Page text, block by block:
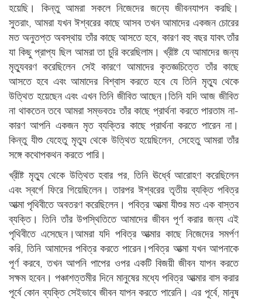
হয়েছি। কিন্তু আমরা সকলে নিজেদের জন্যে জীবনযাপন করছি।
সুতরাং, আমরা যখন ঈশ্বরের কাছে আসব তখন আমাদের একজন চোরের
মত অনুতপ্ত অবস্থায় তাঁর কাছে আসতে হবে, কারণ বহু বছর যাবৎ তাঁর
যা কিছু প্রাপ্য ছিল আমরা তা চুরি করেছিলাম। খ্রীষ্ট যে আমাদের জন্য
মৃত্যুবরণ করেছিলেন সেই কারণে আমাদের কৃতজ্ঞচিত্তে তাঁর কাছে
আসতে হবে এবং আমাদের বিশ্বাস করতে হবে যে তিনি মৃত্যু থেকে
উত্থিত হয়েছেন এবং এখন তিনি জীবিত আছেন।তিনি যদি আজ জীবিত
না থাকতেন তবে আমরা সম্ভবতঃ তাঁর কাছে প্রার্থনা করতে পারতাম না-
কারণ আপনি একজন মৃত ব্যক্তির কাছে প্রার্থনা করতে পারেন না।
কিন্তু যীশু যেহেতু মৃত্যু থেকে উত্থিত হয়েছিলেন, সেহেতু আমরা তাঁর
সঙ্গে কথোপকথন করতে পারি।
খ্রীষ্ট মৃত্যু থেকে উত্থিত হবার পর, তিনি ঊর্ধ্বে আরোহণ করেছিলেন
এবং স্বর্গে ফিরে গিয়েছিলেন। তারপর ঈশ্বরের তৃতীয় ব্যক্তি পবিত্র
আত্মা পৃথিবীতে অবতরণ করেছিলেন। পবিত্র আত্মা যীশুর মত এক বাস্তব
ব্যক্তি। তিনি তাঁর উপস্থিতিতে আমাদের জীবন পূর্ণ করার জন্য এই
পৃথিবীতে এসেছেন।আমরা যদি পবিত্র আত্মার কাছে নিজেদের সমর্পণ
করি, তিনি আমাদের পবিত্র করতে পারেন।পবিত্র আত্মা যখন আপনাকে
পূর্ণ করবে, তখন আপনি পাপের ওপর একটি বিজয়ী জীবন যাপন করতে
সক্ষম হবেন। পঞ্চাশত্তমীর দিনে মানুষের মধ্যে পবিত্র আত্মার বাস করার
পূর্বে কোন ব্যক্তি সেইভাবে জীবন যাপন করতে পারেনি। এর পূর্বে, মানুষ